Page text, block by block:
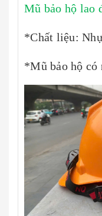
Mũ bảo hộ lao
*Chất liệu:
*Mũ bảo hộ có